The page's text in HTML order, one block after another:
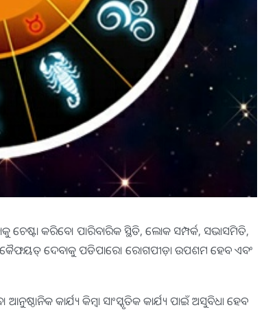
କରିବେ। ପାରିବାରିକ ସ୍ଥିତି, ଲୋକ ସମ୍ପର୍କ, ସଭାସମିତି,
ଦେବାକୁ ପଡିପାରେ। ରୋଗପୀଡ଼ା ଉପଶମ ହେବ ଏବଂ
କାର୍ଯ୍ୟ କିମ୍ବା ସାଂସ୍କୃତିକ କାର୍ଯ୍ୟ ପାଇଁ ଅସୁବିଧା ହେବ